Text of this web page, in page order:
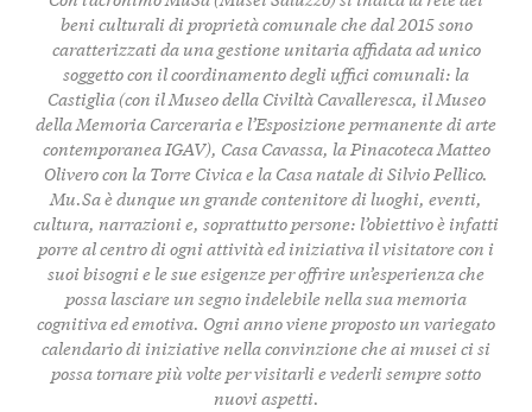
beni culturali di proprietà comunale che dal 2015 sono
caratterizzati da una gestione unitaria affidata ad unico
soggetto con il coordinamento degli uffici comunali: la
Castiglia (con il Museo della Civiltà Cavalleresca, il Museo
della Memoria Carceraria e l’Esposizione permanente di arte
contemporanea IGAV), Casa Cavassa, la Pinacoteca Matteo
Olivero con la Torre Civica e la Casa natale di Silvio Pellico.
Mu.Sa è dunque un grande contenitore di luoghi, eventi,
cultura, narrazioni e, soprattutto persone: l’obiettivo è infatti
porre al centro di ogni attività ed iniziativa il visitatore con i
suoi bisogni e le sue esigenze per offrire un’esperienza che
possa lasciare un segno indelebile nella sua memoria
cognitiva ed emotiva. Ogni anno viene proposto un variegato
calendario di iniziative nella convinzione che ai musei ci si
possa tornare più volte per visitarli e vederli sempre sotto
nuovi aspetti.